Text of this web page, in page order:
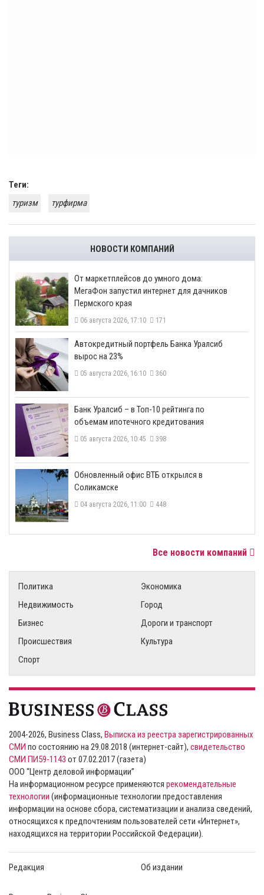
Теги:
туризм
турфирма
НОВОСТИ КОМПАНИЙ
От маркетплейсов до умного дома:
МегаФон запустил интернет для дачников
Пермского края
06 августа 2026, 17:10 171
​Автокредитный портфель Банка Уралсиб
вырос на 23%
05 августа 2026, 16:10 360
​Банк Уралсиб – в Топ-10 рейтинга по
объемам ипотечного кредитования
05 августа 2026, 10:45 398
​Обновленный офис ВТБ открылся в
Соликамске
04 августа 2026, 11:00 448
Все новости компаний
Политика
Экономика
Недвижимость
Город
Бизнес
Дороги и транспорт
Происшествия
Культура
Спорт
2004-2026, Business Class, Выписка из реестра зарегистрированных
СМИ по состоянию на 29.08.2018 (интернет-сайт), свидетельство
СМИ ПИ59-1143 от 07.02.2017 (газета)
ООО “Центр деловой информации”
На информационном ресурсе применяются рекомендательные
технологии (информационные технологии предоставления
информации на основе сбора, систематизации и анализа сведений,
относящихся к предпочтениям пользователей сети «Интернет»,
находящихся на территории Российской Федерации).
Редакция Об издании